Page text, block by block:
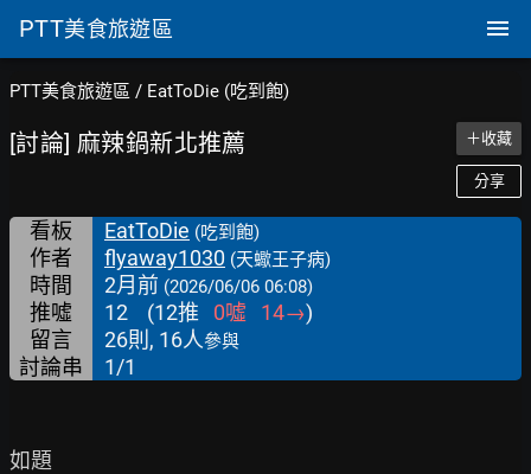
PTT美食旅遊區
PTT美食旅遊區 / EatToDie (吃到飽)
[討論] 麻辣鍋新北推薦 ＋收藏
分享
看板 EatToDie (吃到飽)
作者 flyaway1030 (天蠍王子病)
時間 2月前 (2026/06/06 06:08)
推噓 12 (12推 0噓 14→)
留言
26則, 16人參與
討論串 1/1
如題